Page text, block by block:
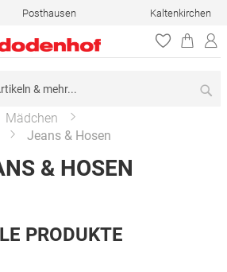
Posthausen Kaltenkirchen
Mädchen
Jeans & Hosen
& HOSEN
PRODUKTE